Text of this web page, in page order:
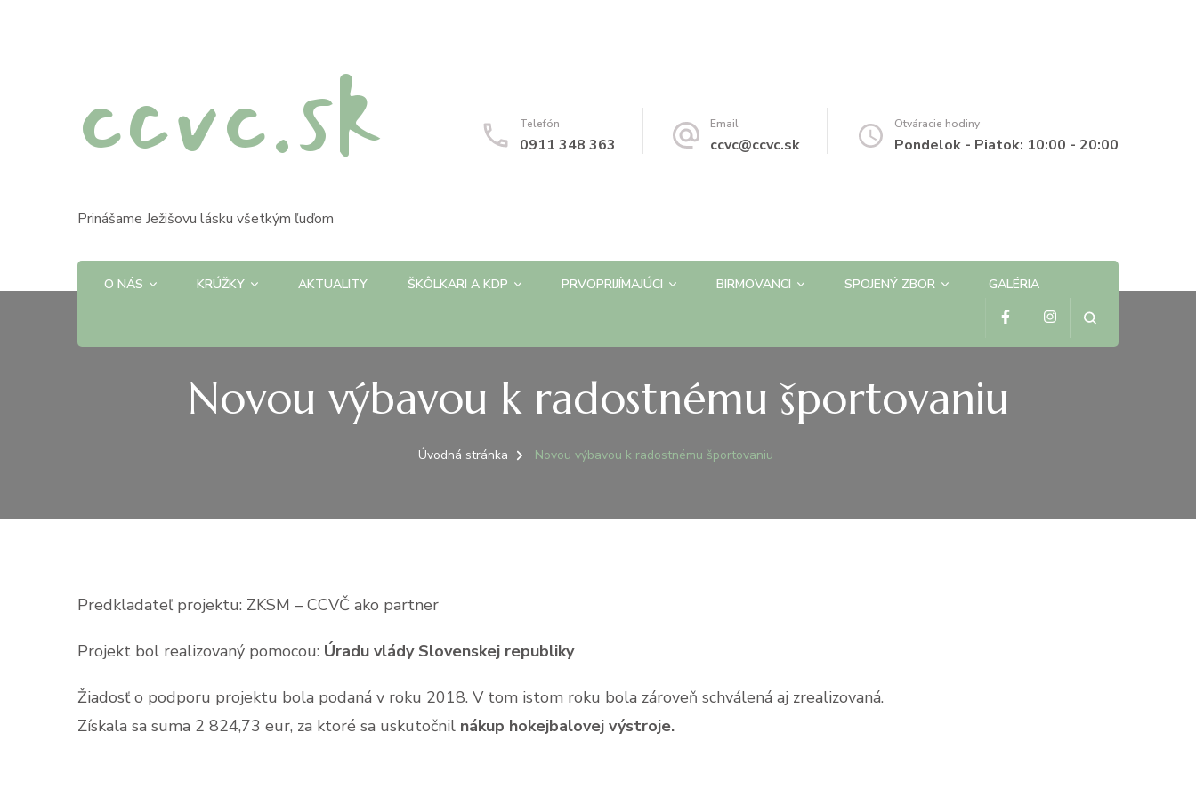
ccvc.sk
Prinášame Ježišovu lásku všetkým ľuďom
Telefón
0911 348 363
Email
ccvc@ccvc.sk
Otváracie hodiny
Pondelok - Piatok: 10:00 - 20:00
O NÁS KRÚŽKY AKTUALITY ŠKÔLKARI A KDP PRVOPRIJÍMAJÚCI BIRMOVANCI SPOJENÝ ZBOR GALÉRIA
Novou výbavou k radostnému športovaniu
Úvodná stránka Novou výbavou k radostnému športovaniu
Predkladateľ projektu: ZKSM – CCVČ ako partner
Projekt bol realizovaný pomocou: Úradu vlády Slovenskej republiky
Žiadosť o podporu projektu bola podaná v roku 2018. V tom istom roku bola zároveň schválená aj zrealizovaná.
Získala sa suma 2 824,73 eur, za ktoré sa uskutočnil nákup hokejbalovej výstroje.